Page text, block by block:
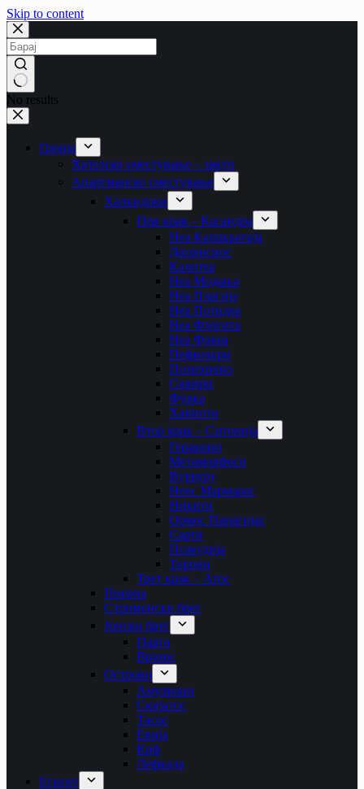
Skip to content
No results
Грција
Хотелско сместување – закуп
Апартманско сместување
Халкидики
Прв крак – Касандра
Неа Каликратија
Дионисиос
Калитеа
Неа Модања
Неа Плагија
Неа Потидеа
Неа Флогита
Неа Фокеа
Пефкохори
Полихроно
Сивири
Фурка
Ханиоти
Втор крак – Ситонија
Геракини
Метаморфоси
Вурвуру
Неос Мармарас
Никити
Ормос Панагијас
Сарти
Псакудија
Торони
Трет крак – Атос
Пиериа
Стримонски брег
Јонски брег
Парга
Врахос
Острови
Амулиани
Скијатос
Тасос
Евија
Крф
Лефкада
Египет